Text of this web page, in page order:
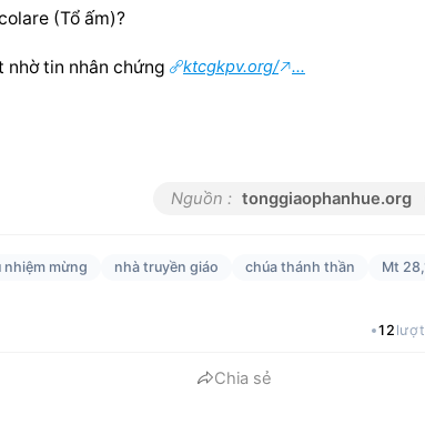
(Tổ ấm)?
nhờ tin nhân chứng ktcgkpv.org/ ...
Nguồn : tonggiaophanhue.org
nhiệm mừng nhà truyền giáo chúa thánh thần Mt
12
Chia sẻ